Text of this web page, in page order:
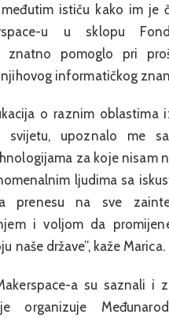
ističu kako im je
u u sklopu
znatno pomoglo pri
informatičkog
o raznim oblastima
svijetu, upoznalo me
za koje nisam
ljudima sa
prenesu na sve
i voljom da
naše države”, kaže Marica.
a su saznali i
organizuje